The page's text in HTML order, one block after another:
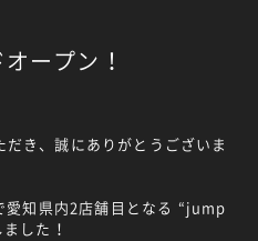
ープン！
き、誠にありがとうございま
知県内2店舗目となる “jump
した！